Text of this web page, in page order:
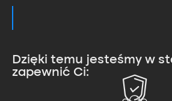
Dzięki temu jesteśmy w
zapewnić Ci:
Zajmujemy się pełną
projektu od pomysłu,
Nasz team ekspertów